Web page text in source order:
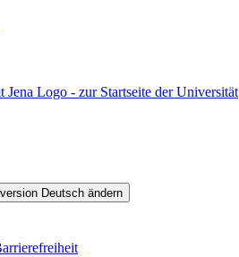
Logo - zur Startseite der Universität
Deutsch ändern